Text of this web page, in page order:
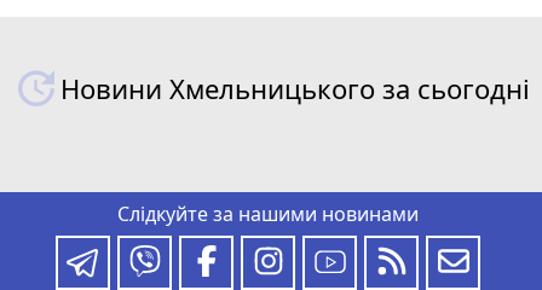
Новини Хмельницького за сьогодні
Слідкуйте за нашими новинами